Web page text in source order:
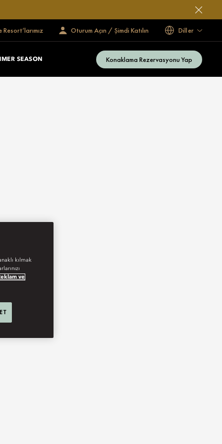
Oturum Açın / Şimdi Katılın Diller
SEASON Konaklama Rezervasyonu Yap
kılmak
ve